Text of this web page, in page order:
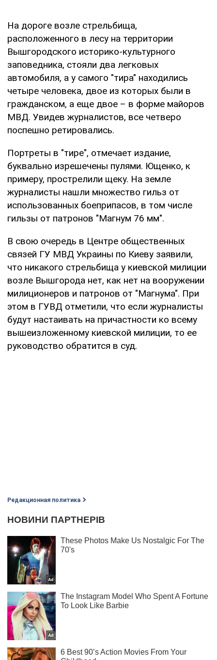
На дороге возле стрельбища,
расположенного в лесу на территории
Вышгородского историко-культурного
заповедника, стояли два легковых
автомобиля, а у самого "тира" находились
четыре человека, двое из которых были в
гражданском, а еще двое – в форме майоров
МВД. Увидев журналистов, все четверо
поспешно ретировались.
Портреты в "тире", отмечает издание,
буквально изрешечены пулями. Ющенко, к
примеру, прострелили щеку. На земле
журналисты нашли множество гильз от
использованных боеприпасов, в том числе
гильзы от патронов "Магнум 76 мм".
В свою очередь в Центре общественных
связей ГУ МВД Украины по Киеву заявили,
что никакого стрельбища у киевской милиции
возле Вышгорода нет, как нет на вооружении
милиционеров и патронов от "Магнума". При
этом в ГУВД отметили, что если журналисты
будут настаивать на причастности ко всему
вышеизложенному киевской милиции, то ее
руководство обратится в суд.
Редакционная политика